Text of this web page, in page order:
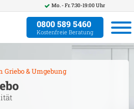
Mo. - Fr. 7:30-19:00 Uhr
0800 589 5460
Kostenfreie Beratung
Griebo& Umgebung